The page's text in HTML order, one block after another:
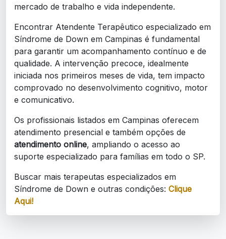
mercado de trabalho e vida independente.
Encontrar Atendente Terapêutico especializado em
Síndrome de Down em Campinas é fundamental
para garantir um acompanhamento contínuo e de
qualidade. A intervenção precoce, idealmente
iniciada nos primeiros meses de vida, tem impacto
comprovado no desenvolvimento cognitivo, motor
e comunicativo.
Os profissionais listados em Campinas oferecem
atendimento presencial e também opções de
atendimento online, ampliando o acesso ao
suporte especializado para famílias em todo o SP.
Buscar mais terapeutas especializados em
Síndrome de Down e outras condições: Clique
Aqui!